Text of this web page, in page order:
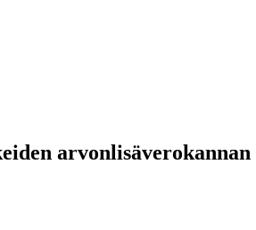
arvonlisäverokannan